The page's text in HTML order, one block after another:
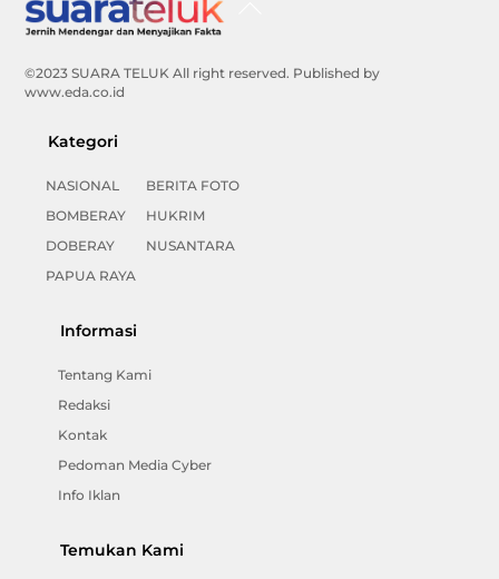
©2023 SUARA TELUK All right reserved. Published by
www.eda.co.id
Kategori
NASIONAL
BOMBERAY
DOBERAY
PAPUA RAYA
BERITA FOTO
HUKRIM
NUSANTARA
Informasi
Tentang Kami
Redaksi
Kontak
Pedoman Media Cyber
Info Iklan
Temukan Kami